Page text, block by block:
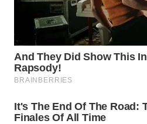
SIMALUNGUN
LABUHANBATU
WN
TENGAH